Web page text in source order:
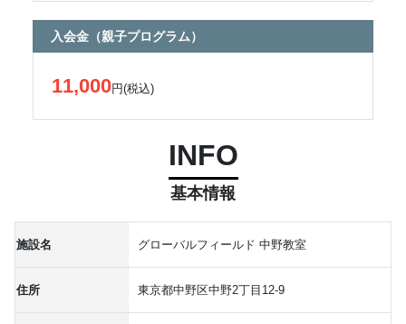
入会金（親子プログラム）
11,000円(税込)
INFO
基本情報
施設名 グローバルフィールド 中野教室
住所 東京都中野区中野2丁目12-9